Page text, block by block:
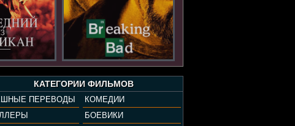
КАТЕГОРИИ ФИЛЬМОВ
ПЕРЕВОДЫ
КОМЕДИИ
БОЕВИКИ